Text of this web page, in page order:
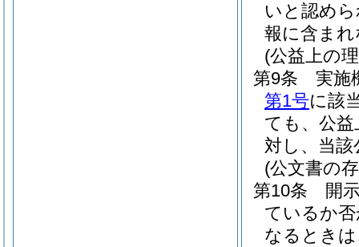
いと認め
報に含ま
(公益上の
第9条
実施
第1号に該
ても、公
対し、当
(公文書の
第10条
開
ているか
なるとき